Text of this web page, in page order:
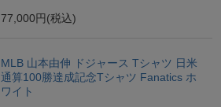
77,000円 (税込)
MLB 山本由伸 ドジャース Tシャツ 日米
通算100勝達成記念Tシャツ Fanatics ホ
ワイト